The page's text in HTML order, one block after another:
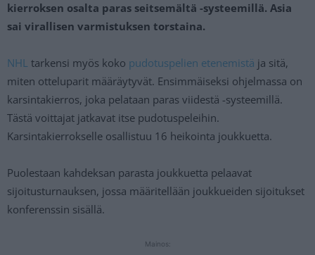
kierroksen osalta paras seitsemältä -systeemillä. Asia
sai virallisen varmistuksen torstaina.
NHL tarkensi myös koko pudotuspelien etenemistä ja sitä,
miten otteluparit määräytyvät. Ensimmäiseksi ohjelmassa on
karsintakierros, joka pelataan paras viidestä -systeemillä.
Tästä voittajat jatkavat itse pudotuspeleihin.
Karsintakierrokselle osallistuu 16 heikointa joukkuetta.
Puolestaan kahdeksan parasta joukkuetta pelaavat
sijoitusturnauksen, jossa määritellään joukkueiden sijoitukset
konferenssin sisällä.
Mainos: